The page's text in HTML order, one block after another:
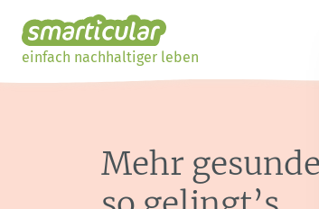
einfach nachhaltiger leben
Mehr